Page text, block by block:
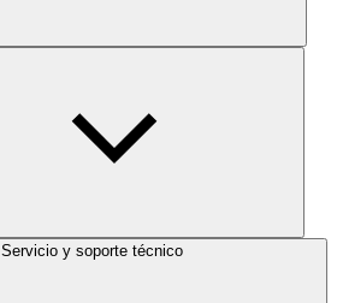
Servicio y soporte técnico